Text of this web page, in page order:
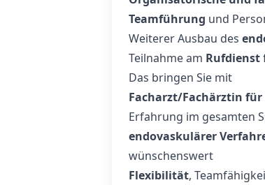
Teamführung und
Weiterer Ausbau des
Teilnahme am Rufdienst
Das bringen Sie mit
Facharzt/Fachärztin
Erfahrung im gesamten
endovaskulärer
wünschenswert
Flexibilität,